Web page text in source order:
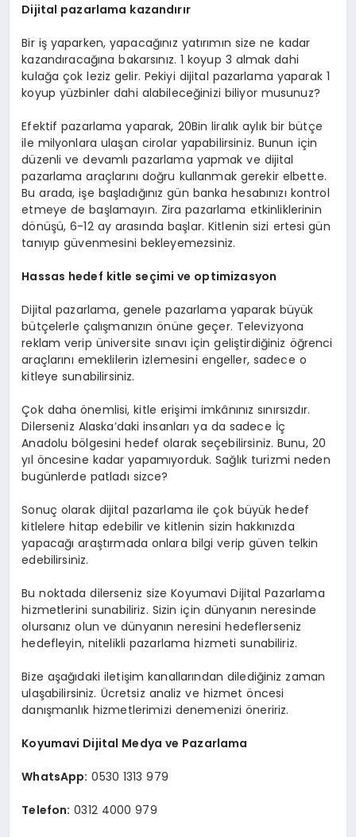
Dijital pazarlama kazandırır
Bir iş yaparken, yapacağınız yatırımın size ne kadar
kazandıracağına bakarsınız. 1 koyup 3 almak dahi
kulağa çok leziz gelir. Pekiyi dijital pazarlama yaparak 1
koyup yüzbinler dahi alabileceğinizi biliyor musunuz?
Efektif pazarlama yaparak, 20Bin liralık aylık bir bütçe
ile milyonlara ulaşan cirolar yapabilirsiniz. Bunun için
düzenli ve devamlı pazarlama yapmak ve dijital
pazarlama araçlarını doğru kullanmak gerekir elbette.
Bu arada, işe başladığınız gün banka hesabınızı kontrol
etmeye de başlamayın. Zira pazarlama etkinliklerinin
dönüşü, 6-12 ay arasında başlar. Kitlenin sizi ertesi gün
tanıyıp güvenmesini bekleyemezsiniz.
Hassas hedef kitle seçimi ve optimizasyon
Dijital pazarlama, genele pazarlama yaparak büyük
bütçelerle çalışmanızın önüne geçer. Televizyona
reklam verip üniversite sınavı için geliştirdiğiniz öğrenci
araçlarını emeklilerin izlemesini engeller, sadece o
kitleye sunabilirsiniz.
Çok daha önemlisi, kitle erişimi imkânınız sınırsızdır.
Dilerseniz Alaska’daki insanları ya da sadece İç
Anadolu bölgesini hedef olarak seçebilirsiniz. Bunu, 20
yıl öncesine kadar yapamıyorduk. Sağlık turizmi neden
bugünlerde patladı sizce?
Sonuç olarak dijital pazarlama ile çok büyük hedef
kitlelere hitap edebilir ve kitlenin sizin hakkınızda
yapacağı araştırmada onlara bilgi verip güven telkin
edebilirsiniz.
Bu noktada dilerseniz size Koyumavi Dijital Pazarlama
hizmetlerini sunabiliriz. Sizin için dünyanın neresinde
olursanız olun ve dünyanın neresini hedeflerseniz
hedefleyin, nitelikli pazarlama hizmeti sunabiliriz.
Bize aşağıdaki iletişim kanallarından dilediğiniz zaman
ulaşabilirsiniz. Ücretsiz analiz ve hizmet öncesi
danışmanlık hizmetlerimizi denemenizi öneririz.
Koyumavi Dijital Medya ve Pazarlama
WhatsApp: 0530 1313 979
Telefon: 0312 4000 979